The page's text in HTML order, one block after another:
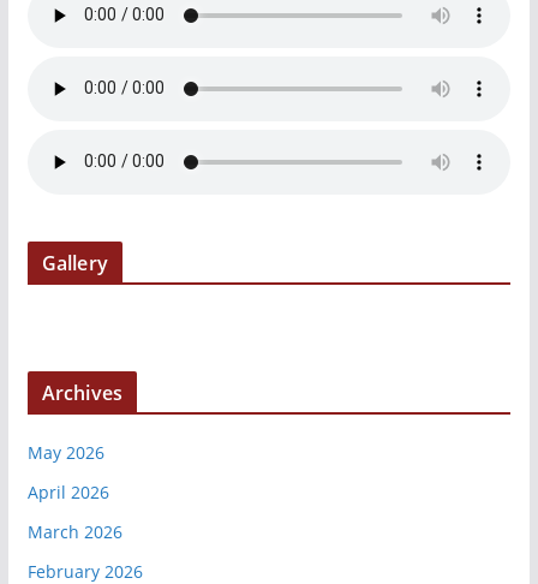
Gallery
Archives
May 2026
April 2026
March 2026
February 2026